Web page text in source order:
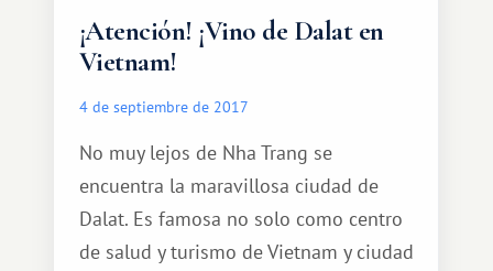
¡Atención! ¡Vino de Dalat en
Vietnam!
4 de septiembre de 2017
No muy lejos de Nha Trang se
encuentra la maravillosa ciudad de
Dalat. Es famosa no solo como centro
de salud y turismo de Vietnam y ciudad